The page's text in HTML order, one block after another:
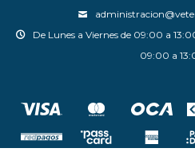
De Lunes a Viernes de 09:00 a
09:00 a